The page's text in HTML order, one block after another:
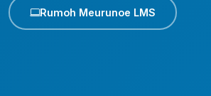
Rumoh Meurunoe LMS